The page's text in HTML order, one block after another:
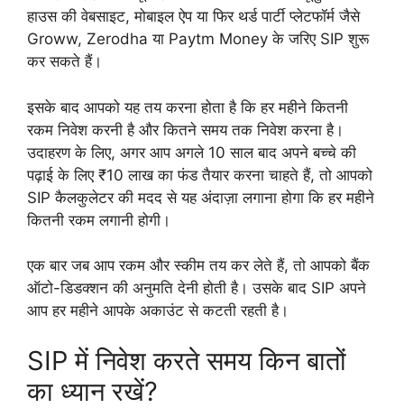
हाउस की वेबसाइट, मोबाइल ऐप या फिर थर्ड पार्टी प्लेटफॉर्म जैसे
Groww, Zerodha या Paytm Money के जरिए SIP शुरू
कर सकते हैं।
इसके बाद आपको यह तय करना होता है कि हर महीने कितनी
रकम निवेश करनी है और कितने समय तक निवेश करना है।
उदाहरण के लिए, अगर आप अगले 10 साल बाद अपने बच्चे की
पढ़ाई के लिए ₹10 लाख का फंड तैयार करना चाहते हैं, तो आपको
SIP कैलकुलेटर की मदद से यह अंदाज़ा लगाना होगा कि हर महीने
कितनी रकम लगानी होगी।
एक बार जब आप रकम और स्कीम तय कर लेते हैं, तो आपको बैंक
ऑटो-डिडक्शन की अनुमति देनी होती है। उसके बाद SIP अपने
आप हर महीने आपके अकाउंट से कटती रहती है।
SIP में निवेश करते समय किन बातों
का ध्यान रखें?